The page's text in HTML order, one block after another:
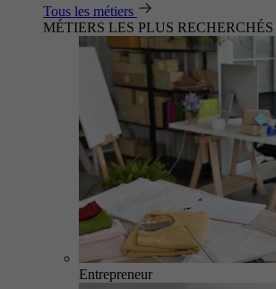
Tous les métiers
MÉTIERS LES PLUS RECHERCHÉS
Entrepreneur